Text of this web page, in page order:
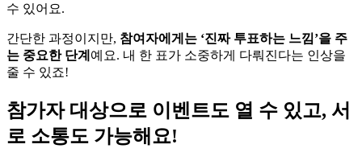
수 있어요.
간단한 과정이지만, 참여자에게는 ‘진짜 투표하는 느낌’을 주
는 중요한 단계 예요. 내 한 표가 소중하게 다뤄진다는 인상을
줄 수 있죠!
참가자 대상으로 이벤트도 열 수 있고, 서
로 소통도 가능해요!